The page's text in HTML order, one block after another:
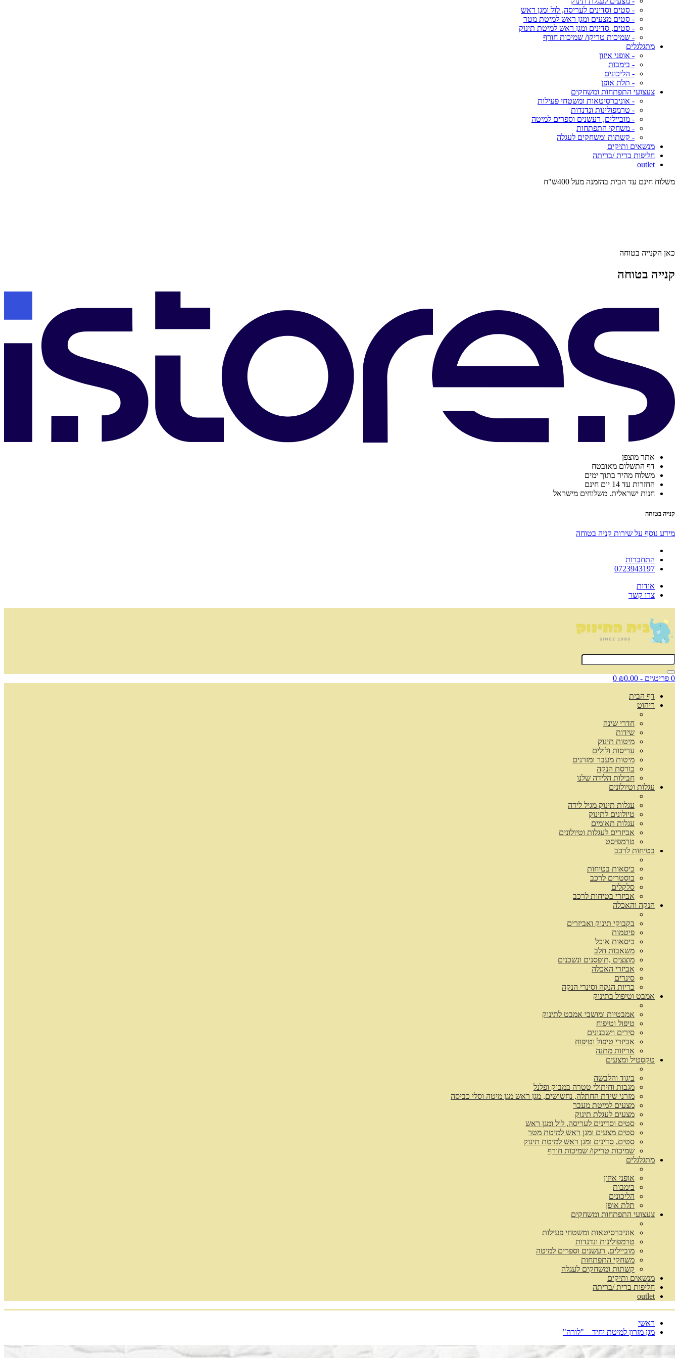
- סטים וסדינים לעריסה, לול ומגן ראש
- סטים מצעים ומגן ראש למיטת מטר
- סטים, סדינים ומגן ראש למיטת תינוק
- שמיכות טריקו/ שמיכות חורף
מתגלגלים
- אופני איזון
- בימבות
- הליכונים
- תלת אופן
צעצועי התפתחות ומשחקים
- אוניברסיטאות ומשטחי פעילות
- טרמפולינות ונדנדות
- מוביילים, רעשנים וספרים למיטה
- משחקי התפתחות
- קשתות ומשחקים לעגלה
מנשאים ותיקים
חליפות ברית /בריתה
outlet
משלוח חינם עד הבית בהזמנה מעל 400ש"ח
כאן הקנייה בטוחה
קנייה בטוחה
אתר מוצפן
דף התשלום מאובטח
משלוח מהיר בתוך ימים
החזרות עד 14 יום חינם
חנות ישראלית. משלוחים מישראל
קנייה בטוחה
מידע נוסף על שירות קניה בטוחה
התחברות
0723943197
אודות
צרו קשר
0 פריט\ים - ₪0.00 0
דף הבית
ריהוט
חדרי שינה
שידות
מיטות תינוק
עריסות ולולים
מיטות מעבר ומזרנים
כורסת הנקה
חבילות הלידה שלנו
עגלות וטיולונים
עגלות תינוק מגיל לידה
טיולונים לתינוק
עגלות תאומים
אביזרים לעגלות וטיולונים
טרמפיסט
בטיחות לרכב
כיסאות בטיחות
בוסטרים לרכב
סלקלים
אביזרי בטיחות לרכב
הנקה והאכלה
בקבוקי תינוק ואביזרים
פיטמות
כיסאות אוכל
משאבות חלב
מוצצים ,תופסנים ונשכנים
אביזרי האכלה
סינרים
כריות הנקה וסינרי הנקה
אמבט וטיפול בתינוק
אמבטיות ומושבי אמבט לתינוק
טיפול וטיפוח
סירים וישבנונים
אביזרי טיפול וטיפוח
אריזות מתנה
טקסטיל ומצעים
ביגוד והלבשה
מגבות וחיתולי טטרה במבוק ופלנל
מזרני שידת החתלה, נחשושים, מגן ראש מגן מיטה וסלי כביסה
מצעים למיטת מעבר
מצעים לעגלת תינוק
סטים וסדינים לעריסה, לול ומגן ראש
סטים מצעים ומגן ראש למיטת מטר
סטים, סדינים ומגן ראש למיטת תינוק
שמיכות טריקו/ שמיכות חורף
מתגלגלים
אופני איזון
בימבות
הליכונים
תלת אופן
צעצועי התפתחות ומשחקים
אוניברסיטאות ומשטחי פעילות
טרמפולינות ונדנדות
מוביילים, רעשנים וספרים למיטה
משחקי התפתחות
קשתות ומשחקים לעגלה
מנשאים ותיקים
חליפות ברית /בריתה
outlet
ראשי
מגן מזרון למיטת יחיד – "לורה"